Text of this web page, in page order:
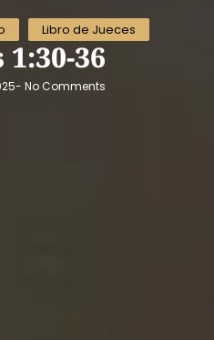
Libro de Jueces
1:30-36
- No Comments